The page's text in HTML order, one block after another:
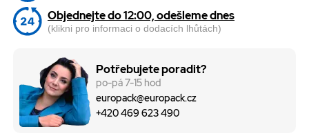
Objednejte do 12:00, odešleme dnes
(klikni pro informaci o dodacích lhůtách)
Potřebujete poradit?
po-pá 7-15 hod
europack@europack.cz
+420 469 623 490